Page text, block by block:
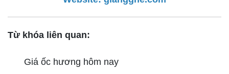
Từ khóa liên quan:
Giá ốc hương hôm nay